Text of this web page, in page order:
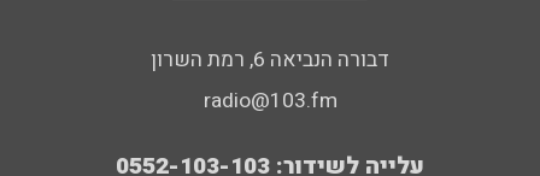
דבורה הנביאה 6, רמת השרון
radio@103.fm
עלייה לשידור: 0552-103-103